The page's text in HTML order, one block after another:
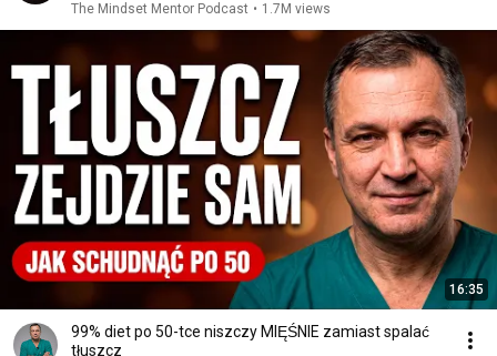
The Mindset Mentor Podcast • 1.7M views
16:35
99% diet po 50-tce niszczy MIĘŚNIE zamiast spalać
tłuszcz